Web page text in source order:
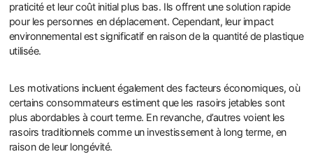
praticité et leur coût initial plus bas. Ils offrent une solution rapide
pour les personnes en déplacement. Cependant, leur impact
environnemental est significatif en raison de la quantité de plastique
utilisée.
Les motivations incluent également des facteurs économiques, où
certains consommateurs estiment que les rasoirs jetables sont
plus abordables à court terme. En revanche, d’autres voient les
rasoirs traditionnels comme un investissement à long terme, en
raison de leur longévité.